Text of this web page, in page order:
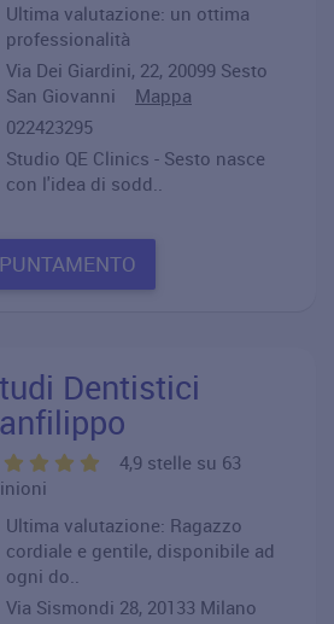
Ultima valutazione: un ottima
professionalità
Via Dei Giardini, 22, 20099 Sesto
San Giovanni Mappa
022423295
Studio QE Clinics - Sesto nasce
con l'idea di sodd..
Dentistici
4,9 stelle su 63
Ultima valutazione: Ragazzo
cordiale e gentile, disponibile ad
ogni do..
Via Sismondi 28, 20133 Milano